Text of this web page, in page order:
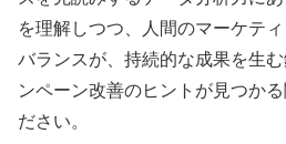
を理解しつつ、人間のマーケテ
バランスが、持続的な成果を生
ンペーン改善のヒントが見つか
ださい。